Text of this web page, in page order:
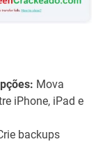
Mova
iPhone, iPad e
backups